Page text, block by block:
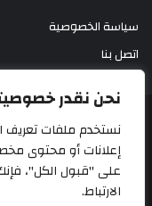
نحن نقدر
نستخدم ملفات تعريف
إعلانات أو محتوى
على "قبول الكل"،
الارتباط.
سياسة الخصوصية
اتصل بنا